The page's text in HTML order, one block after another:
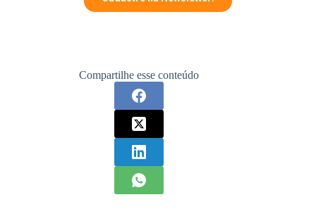
Compartilhe esse conteúdo